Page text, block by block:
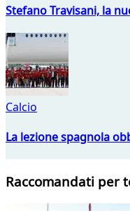
Stefano Travisani, la
Calcio
La lezione spagnola
Raccomandati per